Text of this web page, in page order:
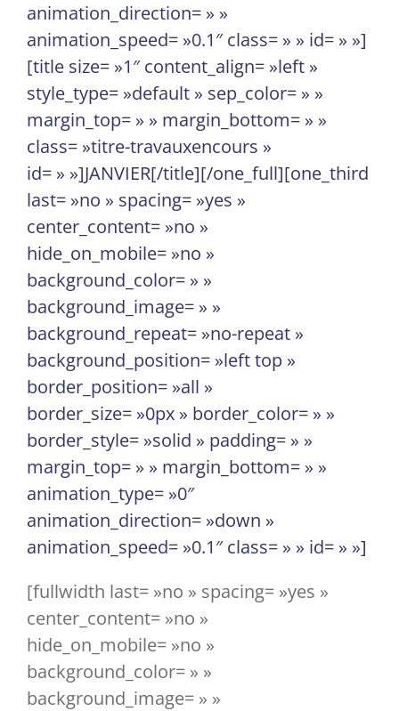
animation_direction= » »
animation_speed= »0.1″ class= » » id= » »]
[title size= »1″ content_align= »left »
style_type= »default » sep_color= » »
margin_top= » » margin_bottom= » »
class= »titre-travauxencours »
id= » »]JANVIER[/title][/one_full][one_third
last= »no » spacing= »yes »
center_content= »no »
hide_on_mobile= »no »
background_color= » »
background_image= » »
background_repeat= »no-repeat »
background_position= »left top »
border_position= »all »
border_size= »0px » border_color= » »
border_style= »solid » padding= » »
margin_top= » » margin_bottom= » »
animation_type= »0″
animation_direction= »down »
animation_speed= »0.1″ class= » » id= » »]
[fullwidth last= »no » spacing= »yes »
center_content= »no »
hide_on_mobile= »no »
background_color= » »
background_image= » »